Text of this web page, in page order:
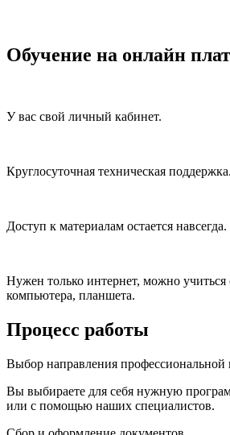
Обучение на онлайн
У вас свой личный кабинет.
Круглосуточная техническая поддержка.
Доступ к материалам остается навсегда.
Нужен только интернет, можно учиться
компьютера, планшета.
Процесс работы
Выбор направления профессиональной
Вы выбираете для себя нужную
или с помощью наших специалистов.